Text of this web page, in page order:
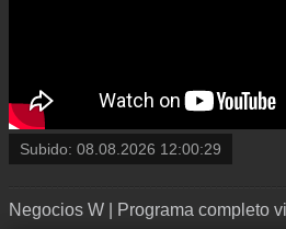
Subido: 08.08.2026 12:00:29
Negocios W | Programa completo